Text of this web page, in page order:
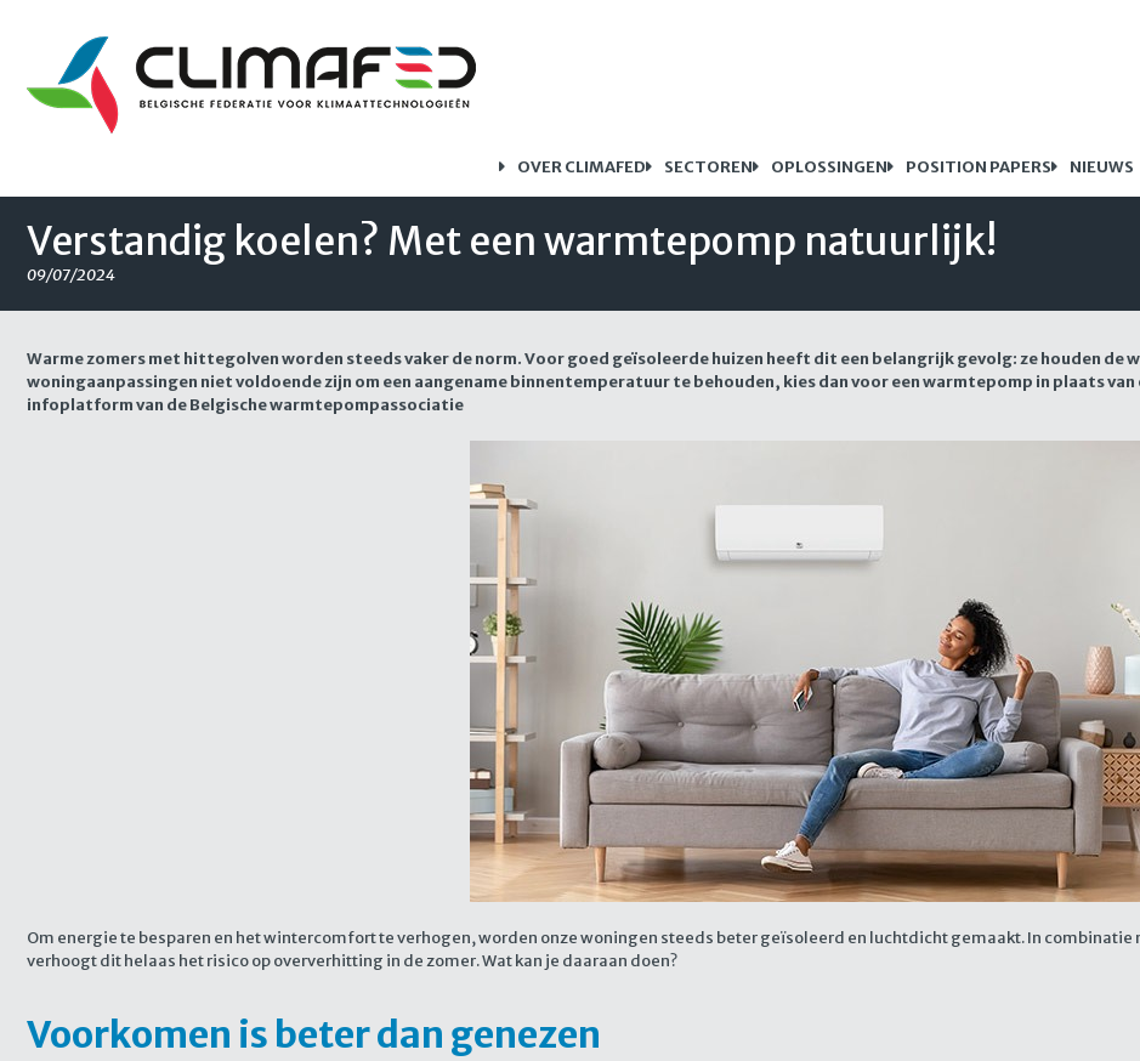
OVER CLIMAFED SECTOREN OPLOSSINGEN POSITION PAPERS NIEUWS
Verstandig koelen? Met een warmtepomp natuurlijk!
09/07/2024
Warme zomers met hittegolven worden steeds vaker de norm. Voor goed geïsoleerde huizen heeft dit een belangrijk gevolg: ze houden de
woningaanpassingen niet voldoende zijn om een aangename binnentemperatuur te behouden, kies dan voor een warmtepomp in plaats
infoplatform van de Belgische warmtepompassociatie
Om energie te besparen en het wintercomfort te verhogen, worden onze woningen steeds beter geïsoleerd en luchtdicht gemaakt. In
verhoogt dit helaas het risico op oververhitting in de zomer. Wat kan je daaraan doen?
Voorkomen is beter dan genezen